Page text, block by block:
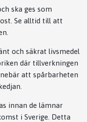
ska ges som
Se alltid till att
och säkrat livsmedel
där tillverkningen
att spårbarheten
innan de lämnar
i Sverige. Detta